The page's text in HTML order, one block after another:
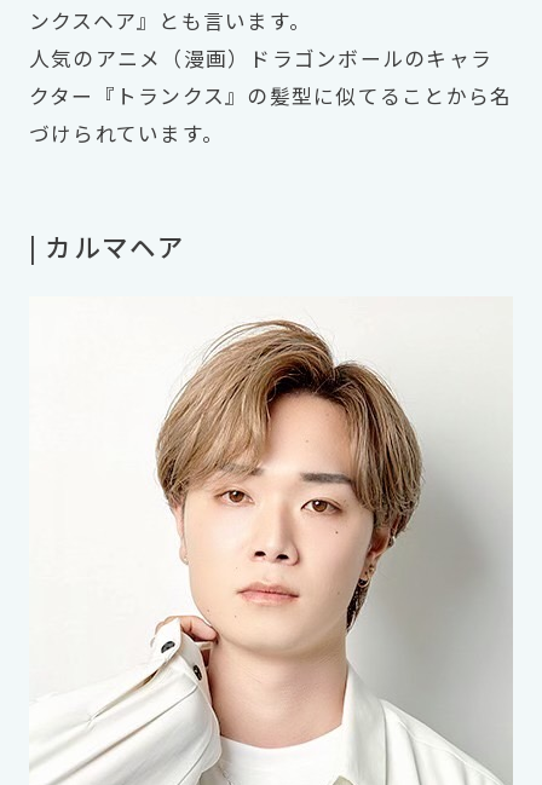
ンクスヘア』とも言います。
人気のアニメ（漫画）ドラゴンボールのキャラ
クター『トランクス』の髪型に似てることから名
づけられています。
| カルマヘア